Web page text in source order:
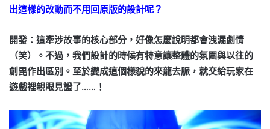
出這樣的改動而不用回原版的設計呢？
開發：這牽涉故事的核心部分，好像怎麼說明都會洩漏劇情
（笑）。不過，我們設計的時候有特意讓整體的氛圍與以往的
創毘作出區別。至於變成這個樣貌的來龍去脈，就交給玩家在
遊戲裡親眼見證了……！